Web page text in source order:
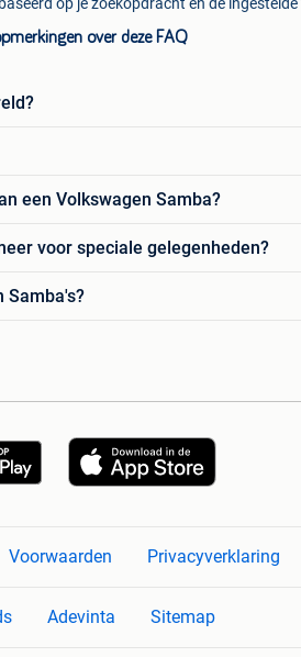
over deze FAQ
een Volkswagen Samba?
voor speciale gelegenheden?
Samba's?
Voorwaarden Privacyverklaring
Adevinta Sitemap